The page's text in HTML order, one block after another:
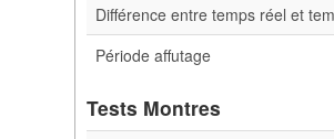
Différence entre temps réel et
Période affutage
Tests Montres